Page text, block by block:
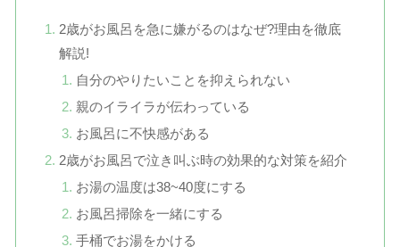
2歳がお風呂を急に嫌がるのはなぜ?理由を徹底
解説!
自分のやりたいことを抑えられない
親のイライラが伝わっている
お風呂に不快感がある
2歳がお風呂で泣き叫ぶ時の効果的な対策を紹介
お湯の温度は38~40度にする
お風呂掃除を一緒にする
手桶でお湯をかける